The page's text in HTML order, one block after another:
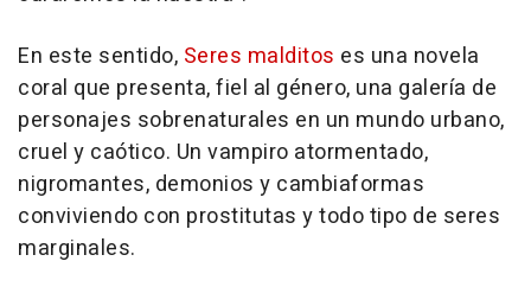
En este sentido, Seres malditos es una novela
coral que presenta, fiel al género, una galería de
personajes sobrenaturales en un mundo urbano,
cruel y caótico. Un vampiro atormentado,
nigromantes, demonios y cambiaformas
conviviendo con prostitutas y todo tipo de seres
marginales.